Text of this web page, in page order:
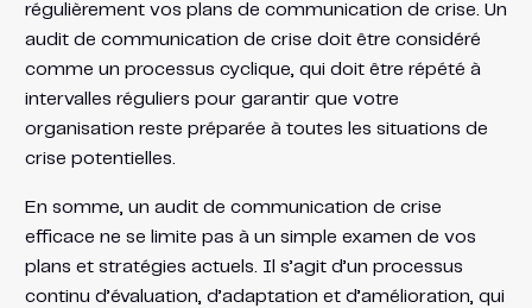
régulièrement vos plans de communication de crise. Un
audit de communication de crise doit être considéré
comme un processus cyclique, qui doit être répété à
intervalles réguliers pour garantir que votre
organisation reste préparée à toutes les situations de
crise potentielles.
En somme, un audit de communication de crise
efficace ne se limite pas à un simple examen de vos
plans et stratégies actuels. Il s’agit d’un processus
continu d’évaluation, d’adaptation et d’amélioration, qui